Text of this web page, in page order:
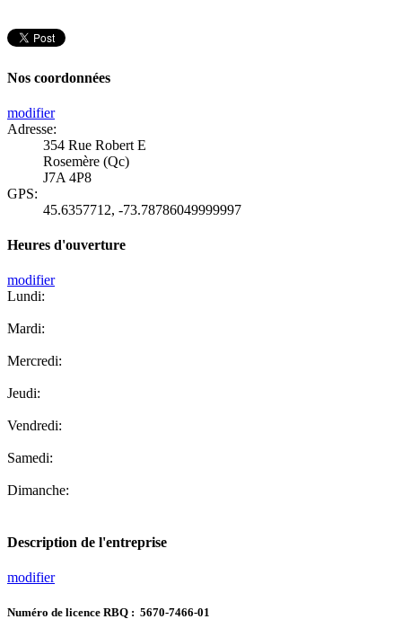
Nos coordonnées
modifier
Adresse:
354 Rue Robert E
Rosemère (Qc)
J7A 4P8
GPS:
45.6357712, -73.78786049999997
Heures d'ouverture
modifier
Lundi:
Mardi:
Mercredi:
Jeudi:
Vendredi:
Samedi:
Dimanche:
Description de l'entreprise
modifier
Numéro de licence RBQ : 5670-7466-01